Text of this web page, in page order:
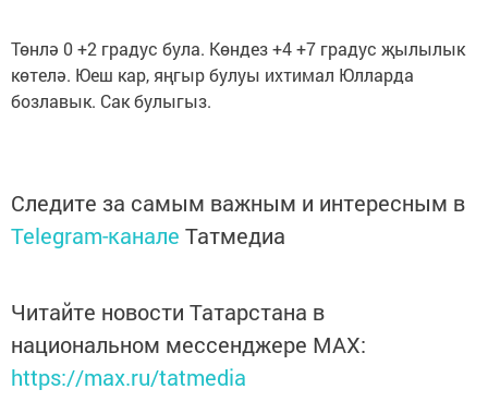
Төнлә 0 +2 градус була. Көндез +4 +7 градус җылылык
көтелә. Юеш кар, яңгыр булуы ихтимал Юлларда
бозлавык. Сак булыгыз.
Следите за самым важным и интересным в
Telegram-канале Татмедиа
Читайте новости Татарстана в
национальном мессенджере MАХ:
https://max.ru/tatmedia